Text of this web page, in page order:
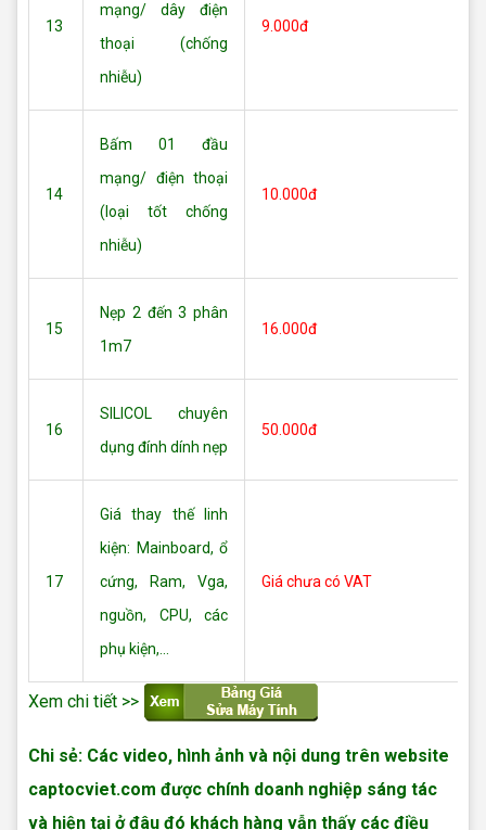
13
mạng/ dây điện
thoại (chống
nhiễu)
9.000đ
14
Bấm 01 đầu
mạng/ điện thoại
(loại tốt chống
nhiễu)
10.000đ
15
Nẹp 2 đến 3 phân
1m7
16.000đ
16
SILICOL chuyên
dụng đính dính nẹp
50.000đ
17
Giá thay thế linh
kiện: Mainboard, ổ
cứng, Ram, Vga,
nguồn, CPU, các
phụ kiện,...
Giá chưa có VAT
Xem chi tiết >>
Chi sẻ: Các video, hình ảnh và nội dung trên website
captocviet.com được chính doanh nghiệp sáng tác
và hiện tại ở đâu đó khách hàng vẫn thấy các điều